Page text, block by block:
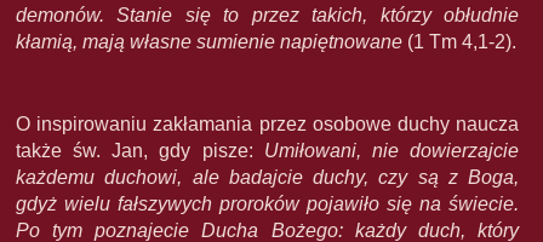
demonów. Stanie się to przez takich, którzy obłudnie
kłamią, mają własne sumienie napiętnowane (1 Tm 4,1-2).
O inspirowaniu zakłamania przez osobowe duchy naucza
także św. Jan, gdy pisze: Umiłowani, nie dowierzajcie
każdemu duchowi, ale badajcie duchy, czy są z Boga,
gdyż wielu fałszywych proroków pojawiło się na świecie.
Po tym poznajecie Ducha Bożego: każdy duch, który